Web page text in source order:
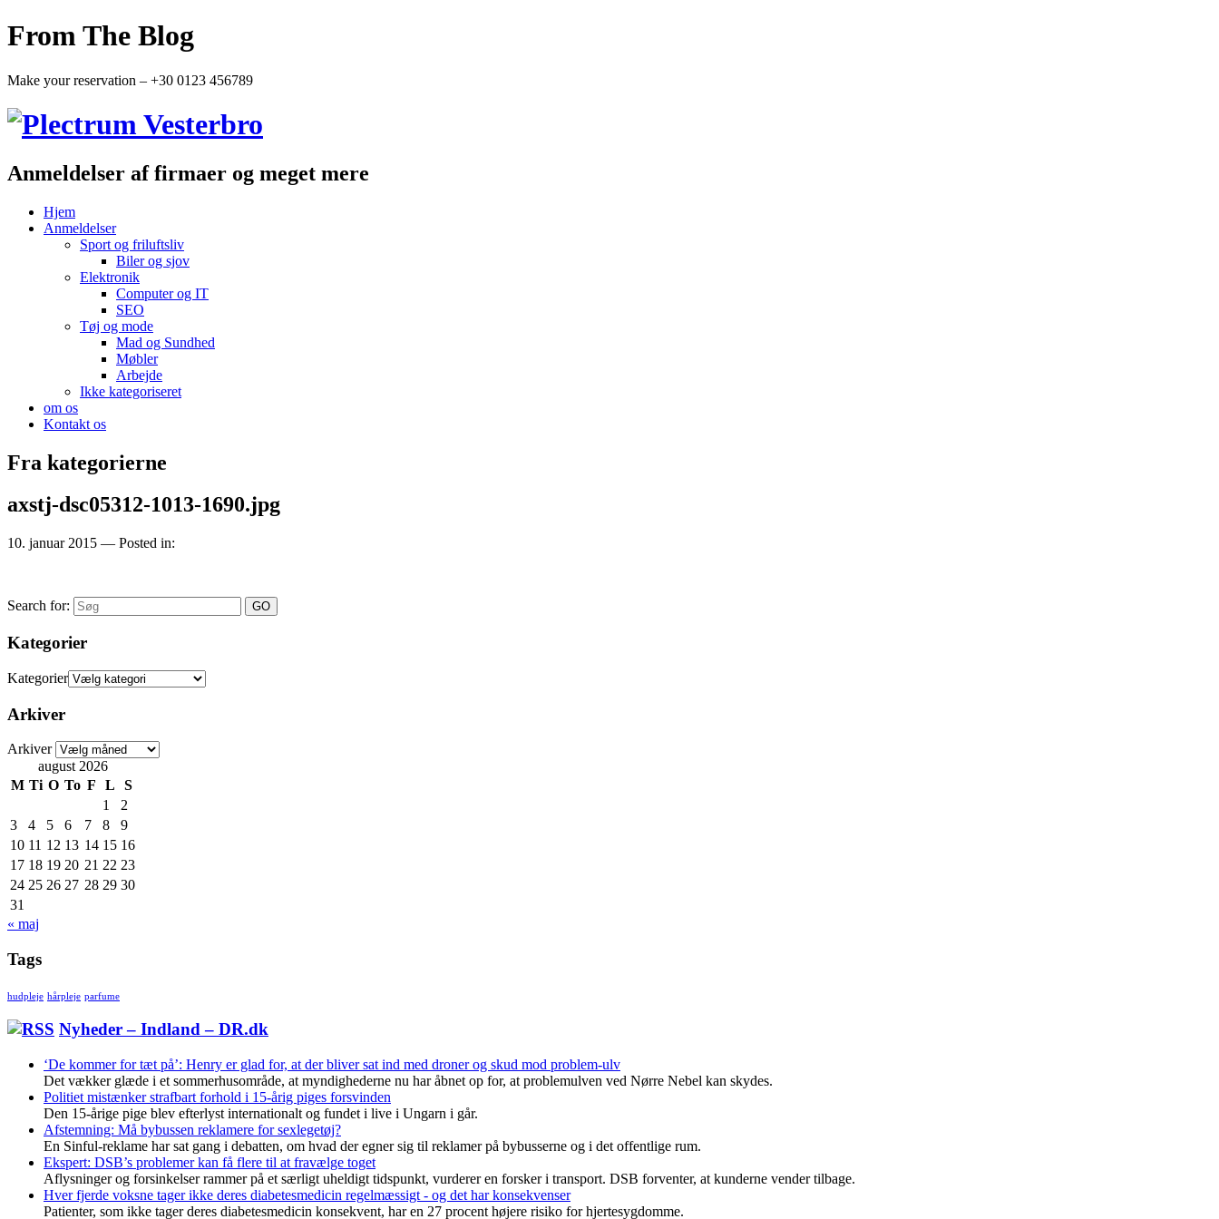
From The Blog
Make your reservation – +30 0123 456789
Anmeldelser af firmaer og meget mere
Hjem
Anmeldelser
Sport og friluftsliv
Biler og sjov
Elektronik
Computer og IT
SEO
Tøj og mode
Mad og Sundhed
Møbler
Arbejde
Ikke kategoriseret
om os
Kontakt os
Fra kategorierne
axstj-dsc05312-1013-1690.jpg
10. januar 2015 — Posted in:
Search for:
Kategorier
Kategorier
Arkiver
Arkiver
august 2026
M Ti O To F L
S
1
2
3
4 5 6 7 8
9
10 11 12 13 14 15 16
17 18 19 20 21 22 23
24 25 26 27 28 29 30
31
« maj
Tags
hudpleje hårpleje parfume
Nyheder – Indland – DR.dk
‘De kommer for tæt på’: Henry er glad for, at der bliver sat ind med droner og skud mod problem-ulv
Det vækker glæde i et sommerhusområde, at myndighederne nu har åbnet op for, at problemulven ved Nørre Nebel kan skydes.
Politiet mistænker strafbart forhold i 15-årig piges forsvinden
Den 15-årige pige blev efterlyst internationalt og fundet i live i Ungarn i går.
Afstemning: Må bybussen reklamere for sexlegetøj?
En Sinful-reklame har sat gang i debatten, om hvad der egner sig til reklamer på bybusserne og i det offentlige rum.
Ekspert: DSB’s problemer kan få flere til at fravælge toget
Aflysninger og forsinkelser rammer på et særligt uheldigt tidspunkt, vurderer en forsker i transport. DSB forventer, at kunderne vender tilbage.
Hver fjerde voksne tager ikke deres diabetesmedicin regelmæssigt - og det har konsekvenser
Patienter, som ikke tager deres diabetesmedicin konsekvent, har en 27 procent højere risiko for hjertesygdomme.